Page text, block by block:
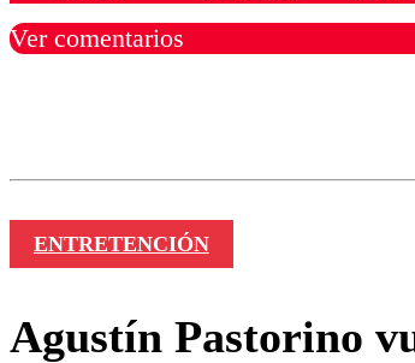
Ver comentarios
ENTRETENCIÓN
Agustín Pastorino